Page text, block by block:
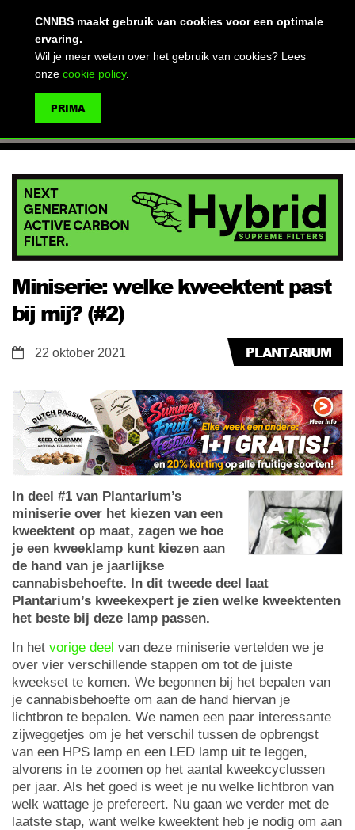
Miniserie: welke kweektent past
bij mij? (#2)
PLANTARIUM
22 oktober 2021
In deel #1 van Plantarium’s
miniserie over het kiezen van een
kweektent op maat, zagen we hoe
je een kweeklamp kunt kiezen aan
de hand van je jaarlijkse
cannabisbehoefte. In dit tweede deel laat
Plantarium’s kweekexpert je zien welke kweektenten
het beste bij deze lamp passen.
In het vorige deel van deze miniserie vertelden we je
over vier verschillende stappen om tot de juiste
kweekset te komen. We begonnen bij het bepalen van
je cannabisbehoefte om aan de hand hiervan je
lichtbron te bepalen. We namen een paar interessante
zijweggetjes om je het verschil tussen de opbrengst
van een HPS lamp en een LED lamp uit te leggen,
alvorens in te zoomen op het aantal kweekcyclussen
per jaar. Als het goed is weet je nu welke lichtbron van
welk wattage je prefereert. Nu gaan we verder met de
laatste stap, want welke kweektent heb je nodig om aan
CNNBS maakt gebruik van cookies voor een optimale
ervaring.
Wil je meer weten over het gebruik van cookies? Lees
onze cookie policy.
PRIMA